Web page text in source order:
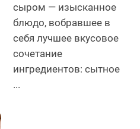
сыром — изысканное
блюдо, вобравшее в
себя лучшее вкусовое
сочетание
ингредиентов: сытное
...